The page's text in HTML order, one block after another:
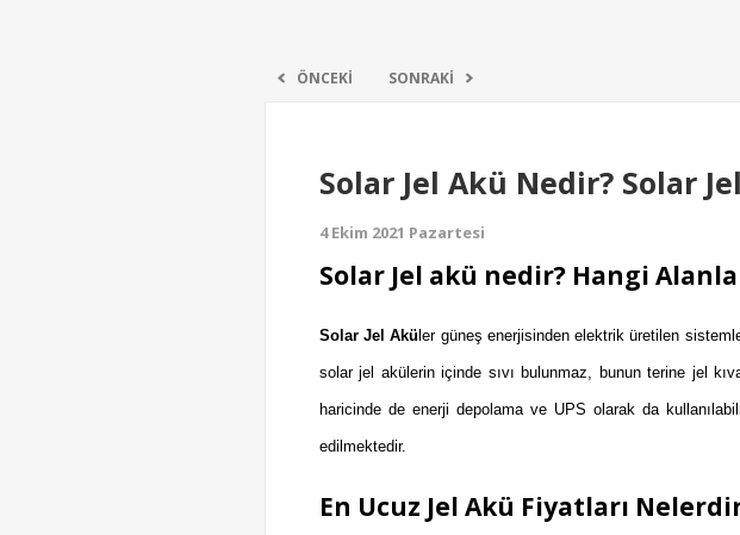
ÖNCEKI SONRAKI
Solar Jel Akü Nedir? Solar
4 Ekim 2021 Pazartesi
Solar Jel akü nedir? Hangi
Solar Jel Akü ler güneş enerjisinden elektrik üretilen
solar jel akülerin içinde sıvı bulunmaz, bunun terine jel
haricinde de enerji depolama ve UPS olarak da
edilmektedir.
En Ucuz Jel Akü Fiyatları